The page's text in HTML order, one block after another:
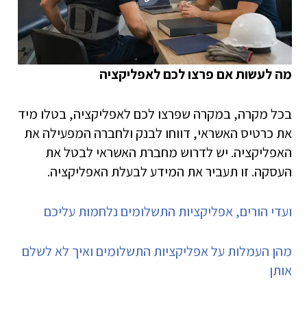
מה לעשות אם פרצו לכם לאפליקציה
בכל מקרה, במקרה שפרצו לכם לאפליקציה, בטלו מיד
את כרטיס האשראי, דווחו לבנק ולחברה המפעילה את
האפליקציה. יש לדרוש מחברת האשראי לבטל את
העסקה. זו תעביר את המידע לבעלת האפליקציה.
ועדי הורים, אפליקציות התשלומים נלחמות עליכם
מהן העמלות על אפליקציות התשלומים ואיך לא לשלם
אותן